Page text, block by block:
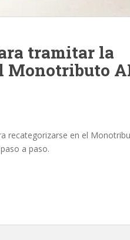
tramitar la
Monotributo
recategorizarse en el
a paso.